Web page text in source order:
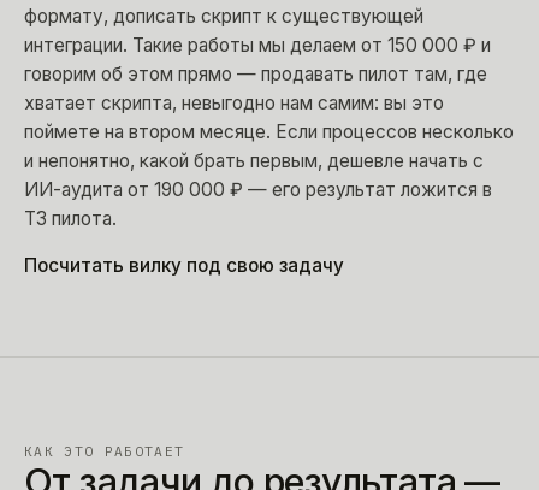
формату, дописать скрипт к существующей
интеграции. Такие работы мы делаем от 150 000 ₽ и
говорим об этом прямо — продавать пилот там, где
хватает скрипта, невыгодно нам самим: вы это
поймете на втором месяце. Если процессов несколько
и непонятно, какой брать первым, дешевле начать с
ИИ-аудита от 190 000 ₽ — его результат ложится в
ТЗ пилота.
Посчитать вилку под свою задачу
КАК ЭТО РАБОТАЕТ
От задачи до результата —